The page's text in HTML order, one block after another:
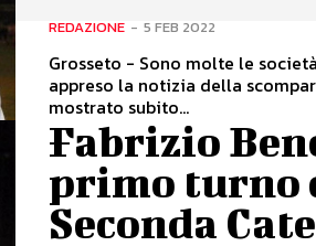
REDAZIONE - 5 FEB 2022
Grosseto - Sono molte le
appreso la notizia della
mostrato subito...
Fabrizio
primo turno
Seconda